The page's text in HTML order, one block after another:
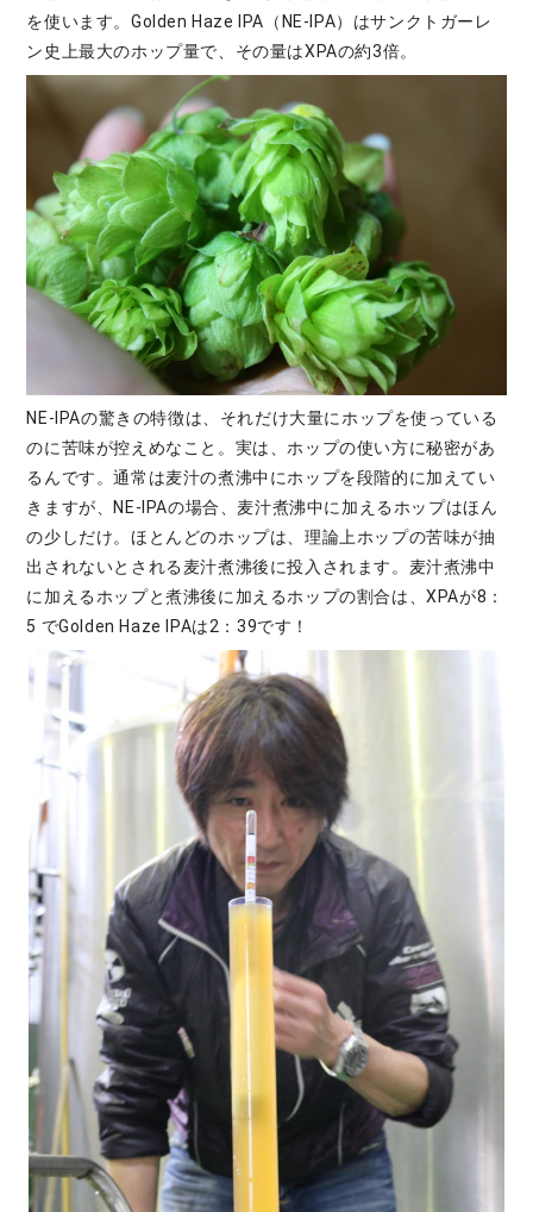
を使います。Golden Haze IPA（NE-IPA）はサンクトガーレ
ン史上最大のホップ量で、その量はXPAの約3倍。
NE-IPAの驚きの特徴は、それだけ大量にホップを使っている
のに苦味が控えめなこと。実は、ホップの使い方に秘密があ
るんです。通常は麦汁の煮沸中にホップを段階的に加えてい
きますが、NE-IPAの場合、麦汁煮沸中に加えるホップはほん
の少しだけ。ほとんどのホップは、理論上ホップの苦味が抽
出されないとされる麦汁煮沸後に投入されます。麦汁煮沸中
に加えるホップと煮沸後に加えるホップの割合は、XPAが8：
5 でGolden Haze IPAは2：39です！